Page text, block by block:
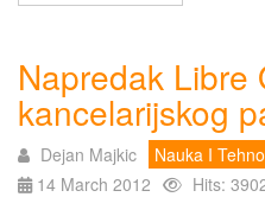
Napredak Libre
kancelarijskog
Dejan Majkic
Nauka I
14 March 2012
Hits: